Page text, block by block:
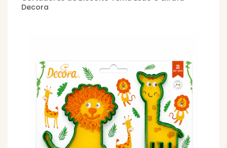
Decora